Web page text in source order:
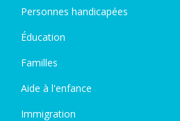
Personnes handicapées
Éducation
Familles
Aide à l'enfance
Immigration